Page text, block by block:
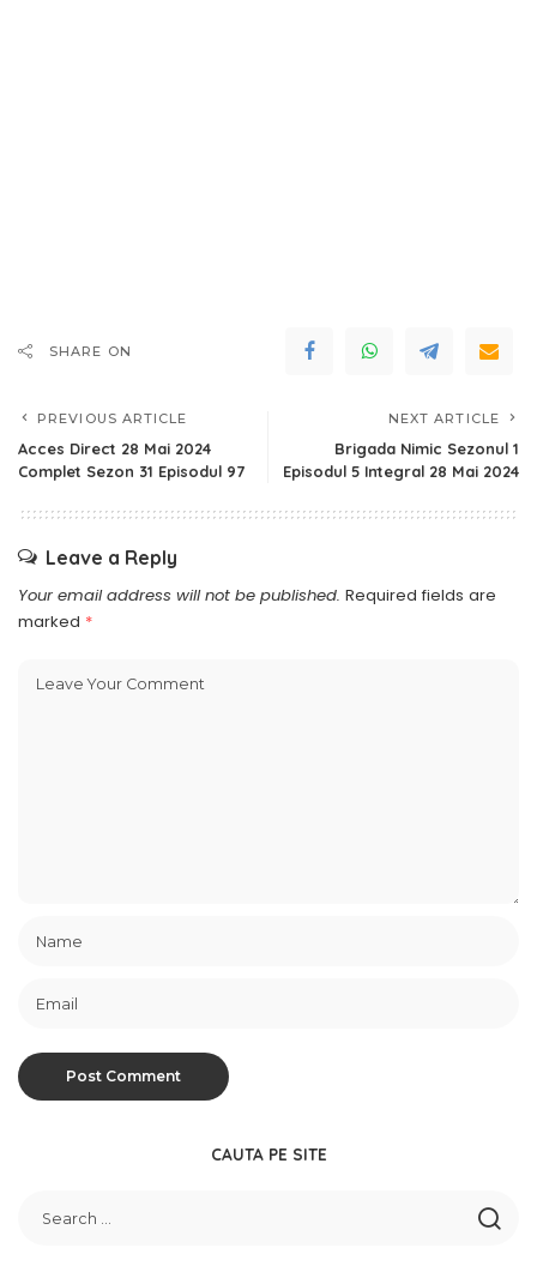
SHARE ON
PREVIOUS ARTICLE
Acces Direct 28 Mai 2024
Complet Sezon 31 Episodul 97
NEXT ARTICLE
Brigada Nimic Sezonul 1
Episodul 5 Integral 28 Mai 2024
Leave a Reply
Your email address will not be published. Required fields are
marked *
CAUTA PE SITE